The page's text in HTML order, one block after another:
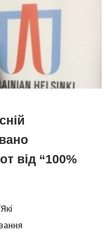
від “100%